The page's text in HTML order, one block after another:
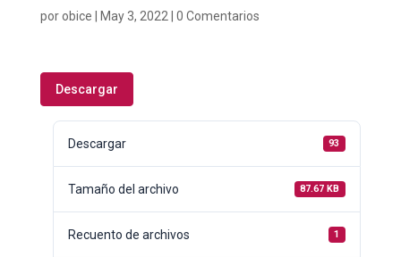
porobice May 3, 2022 0 Comentarios
Descargar
Descargar 93
Tamaño del archivo 87.67 KB
Recuento de archivos 1